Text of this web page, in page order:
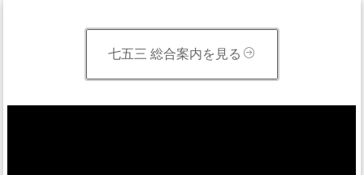
七五三 総合案内を見る